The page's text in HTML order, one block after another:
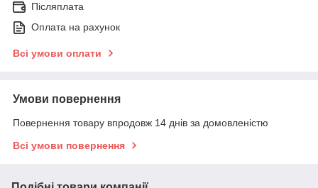
Післяплата
Оплата на рахунок
Всі умови оплати
Умови повернення
Повернення товару впродовж 14 днів за домовленістю
Всі умови повернення